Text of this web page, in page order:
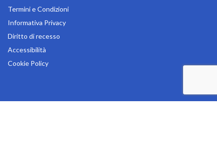
Termini e Condizioni
Informativa Privacy
Diritto di recesso
Accessibilità
Cookie Policy